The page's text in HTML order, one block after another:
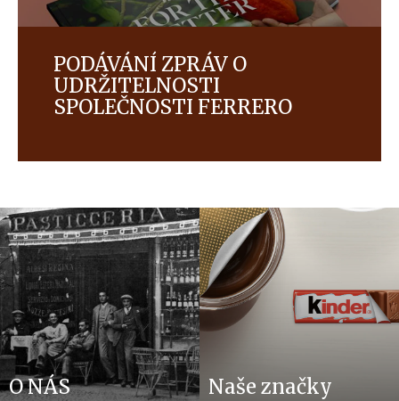
PODÁVÁNÍ ZPRÁV O
UDRŽITELNOSTI
SPOLEČNOSTI FERRERO
O NÁS Naše značky